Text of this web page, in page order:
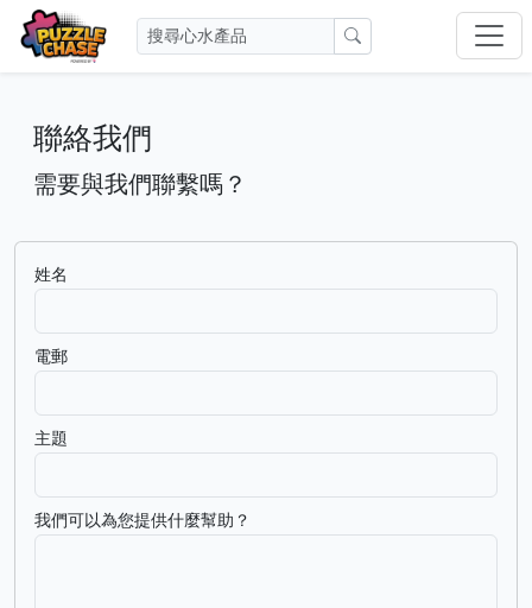
聯絡我們
需要與我們聯繫嗎？
姓名
電郵
主題
我們可以為您提供什麼幫助？